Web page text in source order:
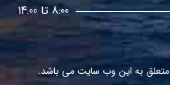
8:00 تا 14:00
متعلق به این وب سایت می باشد.